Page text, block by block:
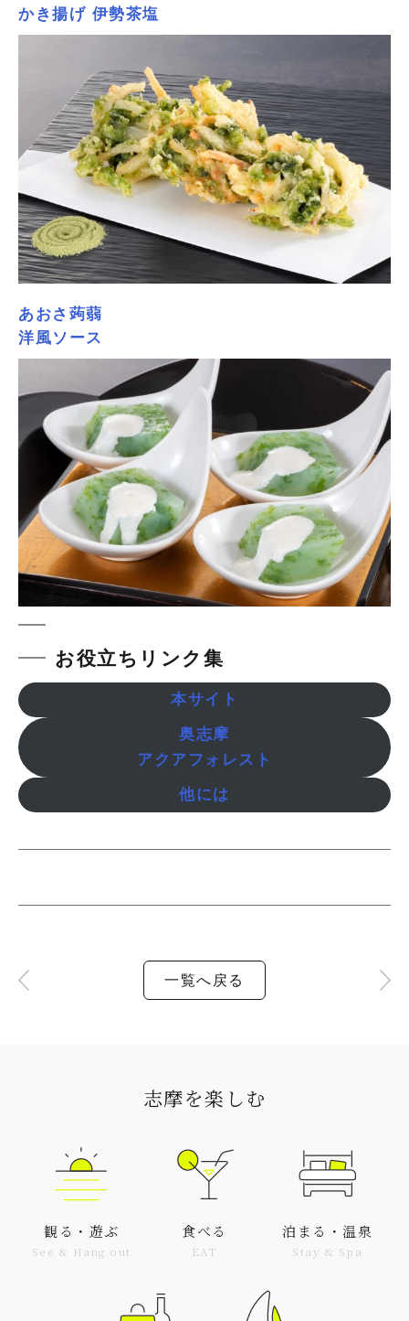
かき揚げ 伊勢茶塩
あおさ蒟蒻
洋風ソース
お役立ちリンク集
本サイト
奥志摩
アクアフォレスト
他には
一覧へ戻る
志摩を楽しむ
観る・遊ぶ
See & Hang out
食べる
EAT
泊まる・温泉
Stay & Spa